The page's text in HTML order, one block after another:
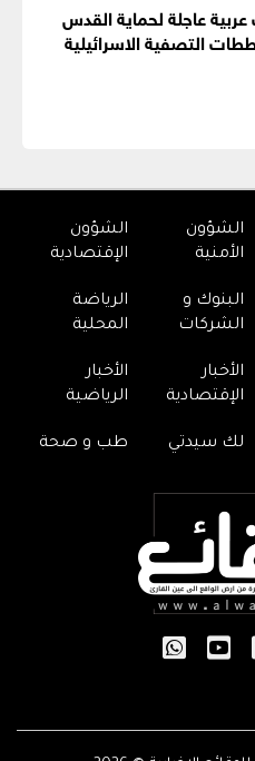
عاجلة لحماية القدس
التصفية الاسرائيلية
الشؤون
الأمنية
الشؤون
الإقتصادية
البنوك و
الشركات
الرياضة
المحلية
الأخبار
الإقتصادية
الأخبار
الرياضية
لك سيدتي طب و صحة